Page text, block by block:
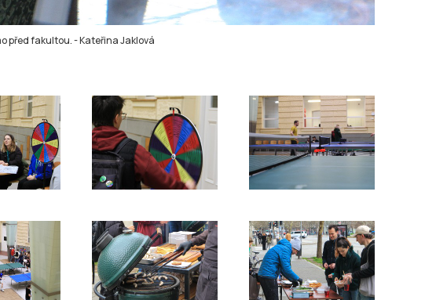
před fakultou.-Kateřina Jaklová